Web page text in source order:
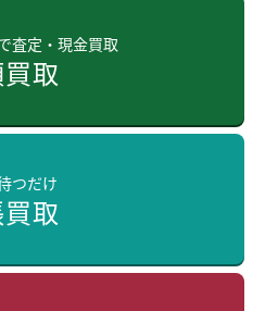
査定・現金買取
取
つだけ
取